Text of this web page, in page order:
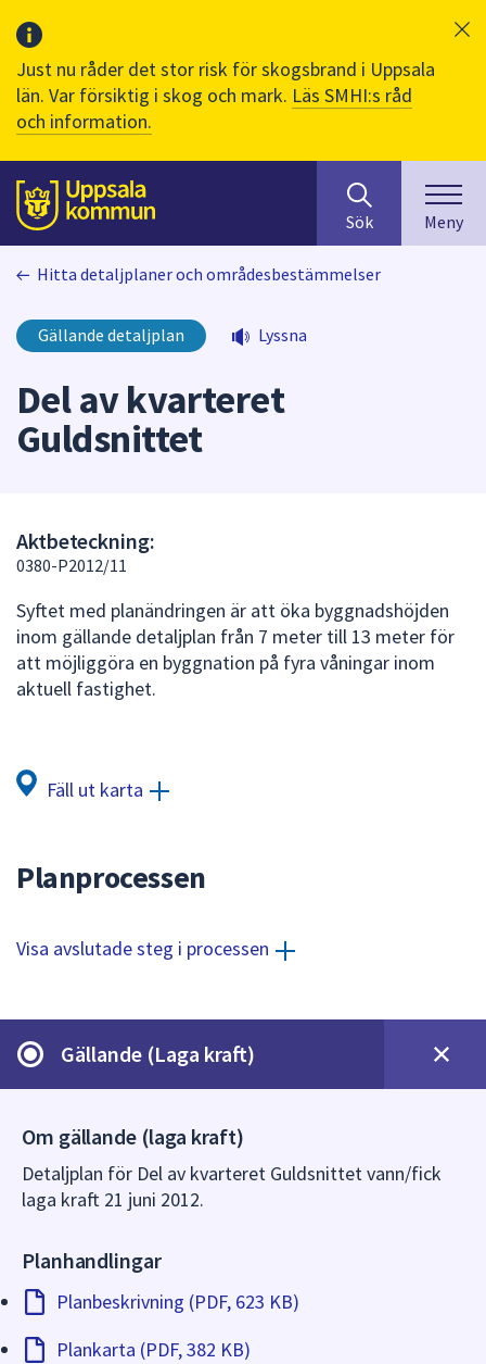
Just nu råder det stor risk för skogsbrand i Uppsala
län. Var försiktig i skog och mark. Läs SMHI:s råd
och information.
Till sidans
huvudinnehåll
efter
innehåll
på
webbplatsen.
Använd
piltangenterna
för
Sök Meny
Hitta detaljplaner och områdesbestämmelser
Gällande detaljplan Lyssna
Del av kvarteret
Guldsnittet
Aktbeteckning:
0380-P2012/11
Syftet med planändringen är att öka byggnadshöjden
inom gällande detaljplan från 7 meter till 13 meter för
att möjliggöra en byggnation på fyra våningar inom
aktuell fastighet.
Fäll ut karta
Planprocessen
Visa avslutade steg i processen
Gällande (Laga kraft)
Om gällande (laga kraft)
Detaljplan för Del av kvarteret Guldsnittet vann/fick
laga kraft 21 juni 2012.
Planhandlingar
Planbeskrivning (PDF, 623 KB)
Plankarta (PDF, 382 KB)